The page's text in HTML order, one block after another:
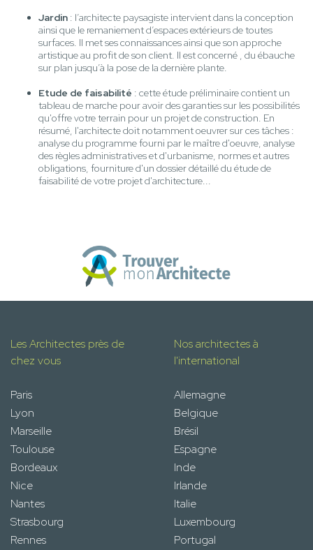
Jardin : l’architecte paysagiste intervient dans la conception
ainsi que le remaniement d’espaces extérieurs de toutes
surfaces. Il met ses connaissances ainsi que son approche
artistique au profit de son client. Il est concerné , du ébauche
sur plan jusqu’à la pose de la dernière plante.
Etude de faisabilité : cette étude préliminaire contient un
tableau de marche pour avoir des garanties sur les possibilités
qu'offre votre terrain pour un projet de construction. En
résumé, l'architecte doit notamment oeuvrer sur ces tâches :
analyse du programme fourni par le maître d'oeuvre, analyse
des règles administratives et d'urbanisme, normes et autres
obligations, fourniture d'un dossier détaillé du étude de
faisabilité de votre projet d'architecture...
Les Architectes près de
chez vous
Paris
Lyon
Marseille
Toulouse
Bordeaux
Nice
Nantes
Strasbourg
Rennes
Nos architectes à
l'international
Allemagne
Belgique
Brésil
Espagne
Inde
Irlande
Italie
Luxembourg
Portugal